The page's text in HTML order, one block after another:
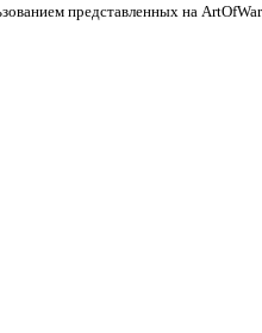
представленных на